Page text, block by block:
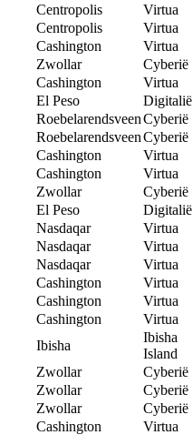
Centropolis Virtua
Centropolis Virtua
Cashington Virtua
Zwollar Cyberië
Cashington Virtua
El Peso Digitalië
RoebelarendsveenCyberië
RoebelarendsveenCyberië
Cashington Virtua
Cashington Virtua
Zwollar Cyberië
El Peso Digitalië
Nasdaqar Virtua
Nasdaqar Virtua
Nasdaqar Virtua
Cashington Virtua
Cashington Virtua
Cashington Virtua
Ibisha
Ibisha
Island
Zwollar Cyberië
Zwollar Cyberië
Zwollar Cyberië
Cashington Virtua